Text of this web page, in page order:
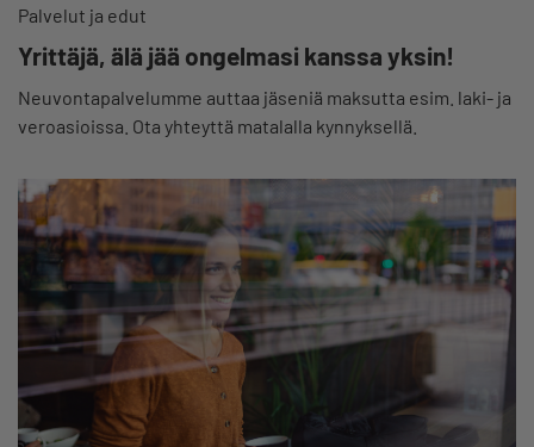
Palvelut ja edut
Yrittäjä, älä jää ongelmasi kanssa yksin!
Neuvontapalvelumme auttaa jäseniä maksutta esim. laki- ja
veroasioissa. Ota yhteyttä matalalla kynnyksellä.